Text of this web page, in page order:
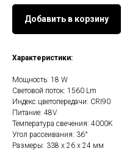
Добавить в корзину
Характеристики:
Мощность: 18 W
Световой поток: 1560 Lm
Индекс цветопередачи: CRI90
Питание: 48V
Температура свечения: 4000K
Угол рассеивания: 36°
Размеры: 338 х 26 х 24 мм